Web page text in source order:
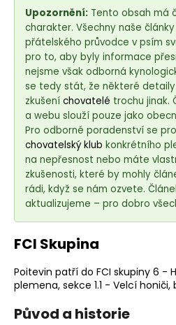
Upozornění: Tento obsah má
charakter. Všechny naše
přátelského průvodce v psím
pro to, aby byly informace
nejsme však odborná
se tedy stát, že některé
zkušení chovatelé trochu jinak.
a webu slouží pouze jako
Pro odborné poradenství se
chovatelský klub konkrétního
na nepřesnost nebo máte
zkušenosti, které by mohly
rádi, když se nám ozvete.
aktualizujeme – pro dobro
FCI Skupina
Poitevin patří do FCI skupiny 6 -
plemena, sekce 1.1 - Velcí
Původ a historie
n
a
j
í
t
?